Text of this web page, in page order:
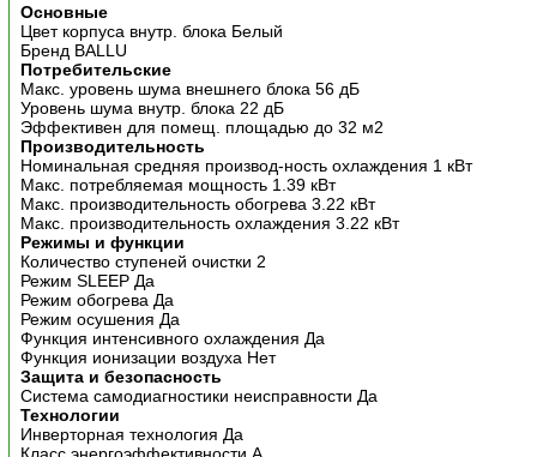
Основные
Цвет корпуса внутр. блока Белый
Бренд BALLU
Потребительские
Макс. уровень шума внешнего блока 56 дБ
Уровень шума внутр. блока 22 дБ
Эффективен для помещ. площадью до 32 м2
Производительность
Номинальная средняя производ-ность охлаждения 1 кВт
Макс. потребляемая мощность 1.39 кВт
Макс. производительность обогрева 3.22 кВт
Макс. производительность охлаждения 3.22 кВт
Режимы и функции
Количество ступеней очистки 2
Режим SLEEP Да
Режим обогрева Да
Режим осушения Да
Функция интенсивного охлаждения Да
Функция ионизации воздуха Нет
Защита и безопасность
Система самодиагностики неисправности Да
Технологии
Инверторная технология Да
Класс энергоэффективности A